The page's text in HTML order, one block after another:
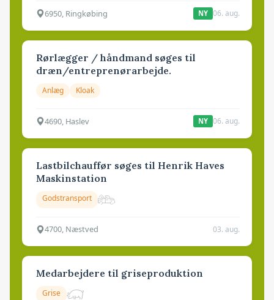
6950, Ringkøbing NY 06. aug.
Rørlægger / håndmand søges til
dræn/entreprenørarbejde.
Anlæg Kloak
4690, Haslev NY 06. aug.
Lastbilchauffør søges til Henrik Haves
Maskinstation
Godstransport
4700, Næstved 03. aug.
Medarbejdere til griseproduktion
Grise